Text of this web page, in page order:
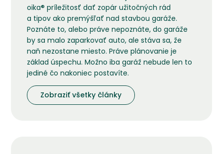
oika® príležitosť dať zopár užitočných rád
a tipov ako premýšľať nad stavbou garáže.
Poznáte to, alebo práve nepoznáte, do garáže
by sa malo zaparkovať auto, ale stáva sa, že
naň nezostane miesto. Práve plánovanie je
základ úspechu. Možno iba garáž nebude len to
jediné čo nakoniec postavíte.
Zobraziť všetky články